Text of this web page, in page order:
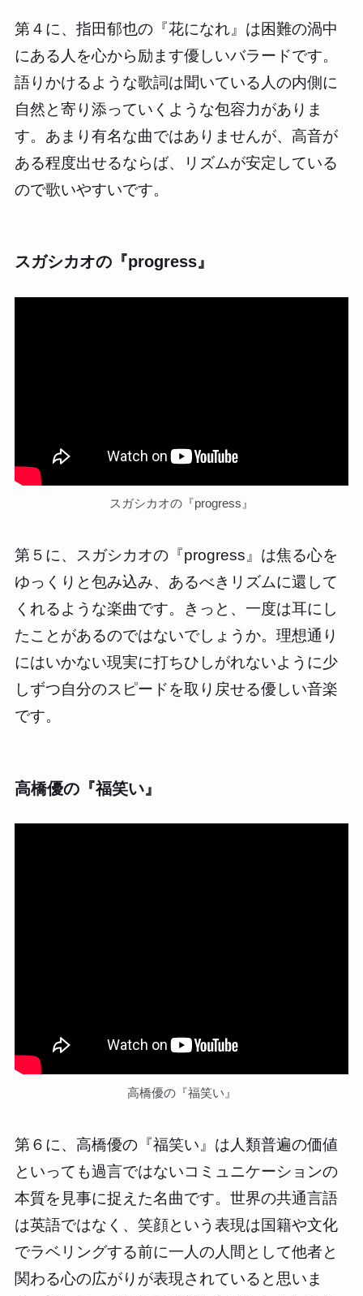
第４に、指田郁也の『花になれ』は困難の渦中
にある人を心から励ます優しいバラードです。
語りかけるような歌詞は聞いている人の内側に
自然と寄り添っていくような包容力がありま
す。あまり有名な曲ではありませんが、高音が
ある程度出せるならば、リズムが安定している
ので歌いやすいです。
スガシカオの『progress』
スガシカオの『progress』
第５に、スガシカオの『progress』は焦る心を
ゆっくりと包み込み、あるべきリズムに還して
くれるような楽曲です。きっと、一度は耳にし
たことがあるのではないでしょうか。理想通り
にはいかない現実に打ちひしがれないように少
しずつ自分のスピードを取り戻せる優しい音楽
です。
高橋優の『福笑い』
高橋優の『福笑い』
第６に、高橋優の『福笑い』は人類普遍の価値
といっても過言ではないコミュニケーションの
本質を見事に捉えた名曲です。世界の共通言語
は英語ではなく、笑顔という表現は国籍や文化
でラベリングする前に一人の人間として他者と
関わる心の広がりが表現されていると思いま